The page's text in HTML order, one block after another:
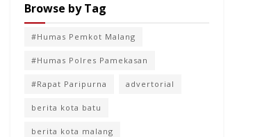
Browse by Tag
#Humas Pemkot Malang
#Humas Polres Pamekasan
#Rapat Paripurna advertorial
berita kota batu
berita kota malang